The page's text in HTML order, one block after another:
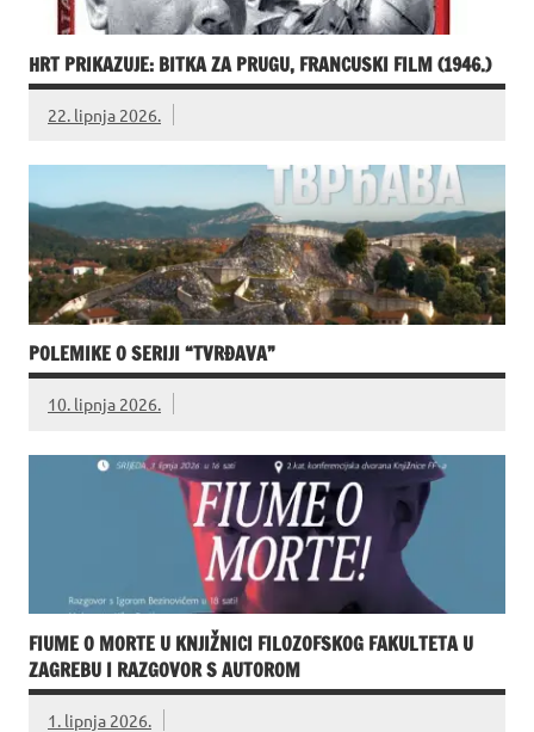
HRT PRIKAZUJE: BITKA ZA PRUGU, FRANCUSKI FILM (1946.)
22. lipnja 2026.
POLEMIKE O SERIJI “TVRĐAVA”
10. lipnja 2026.
FIUME O MORTE U KNJIŽNICI FILOZOFSKOG FAKULTETA U
ZAGREBU I RAZGOVOR S AUTOROM
1. lipnja 2026.